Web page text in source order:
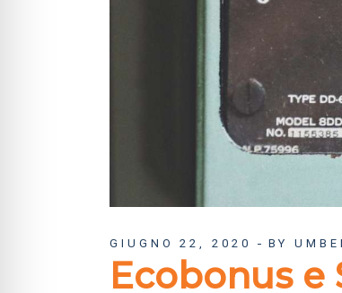
GIUGNO 22, 2020 BY
Ecobonus e